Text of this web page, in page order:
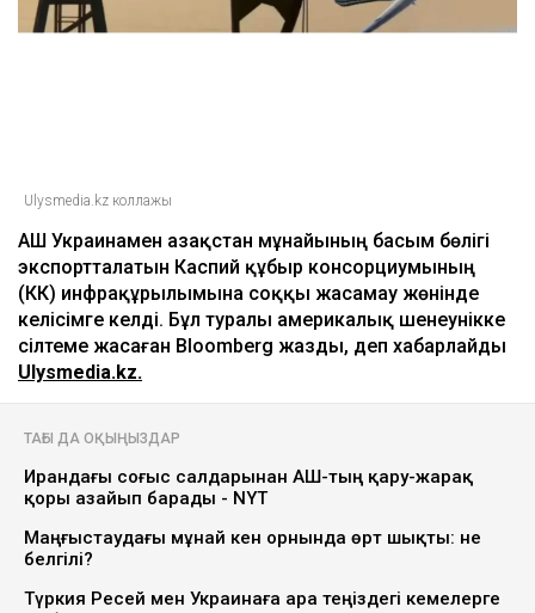
Ulysmedia.kz коллажы
АҚШ Украинамен Қазақстан мұнайының басым бөлігі
экспортталатын Каспий құбыр консорциумының
(КҚК) инфрақұрылымына соққы жасамау жөнінде
келісімге келді. Бұл туралы америкалық шенеунікке
сілтеме жасаған Bloomberg жазды, деп хабарлайды
Ulysmedia.kz.
ТАҒЫ ДА ОҚЫҢЫЗДАР
Ирандағы соғыс салдарынан АҚШ-тың қару-жарақ
қоры азайып барады - NYT
Маңғыстаудағы мұнай кен орнында өрт шықты: не
белгілі?
Түркия Ресей мен Украинаға Қара теңіздегі кемелерге